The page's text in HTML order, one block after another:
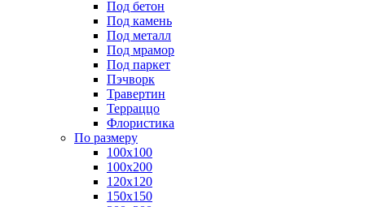
Под бетон
Под камень
Под металл
Под мрамор
Под паркет
Пэчворк
Травертин
Терраццо
Флористика
По размеру
100х100
100х200
120х120
150х150